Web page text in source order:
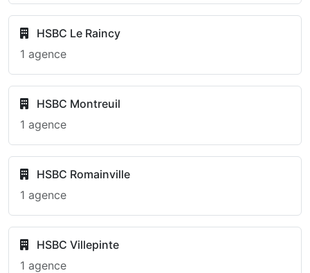
HSBC Le Raincy
1 agence
HSBC Montreuil
1 agence
HSBC Romainville
1 agence
HSBC Villepinte
1 agence